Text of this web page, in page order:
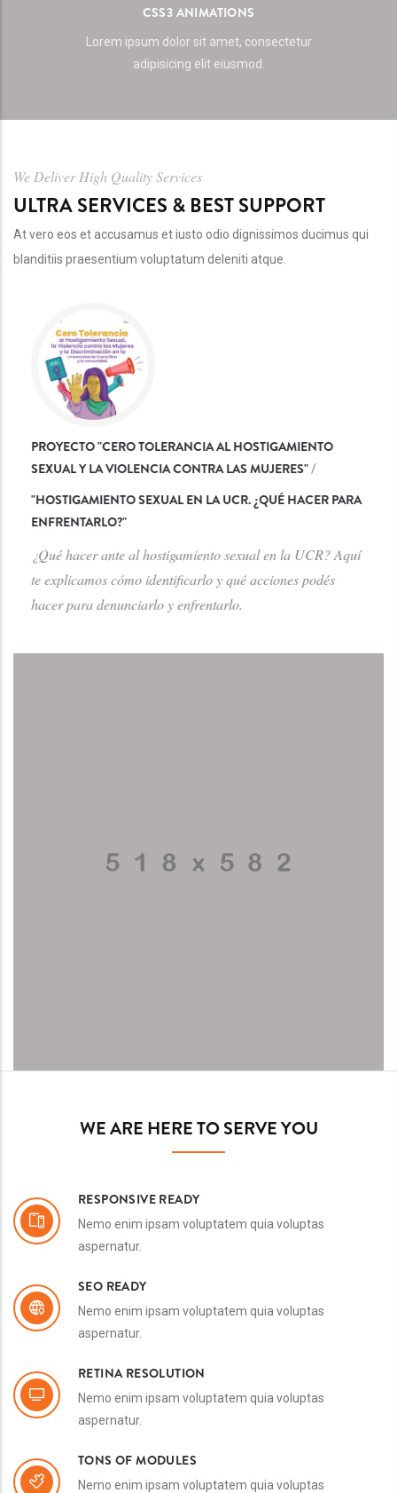
CSS3 ANIMATIONS
Lorem ipsum dolor sit amet, consectetur
adipisicing elit eiusmod.
We Deliver High Quality Services
ULTRA SERVICES & BEST SUPPORT
At vero eos et accusamus et iusto odio dignissimos ducimus qui
blanditiis praesentium voluptatum deleniti atque.
PROYECTO "CERO TOLERANCIA AL HOSTIGAMIENTO
SEXUAL Y LA VIOLENCIA CONTRA LAS MUJERES" /
"HOSTIGAMIENTO SEXUAL EN LA UCR. ¿QUÉ HACER PARA
ENFRENTARLO?"
¿Qué hacer ante al hostigamiento sexual en la UCR? Aquí
te explicamos cómo identificarlo y qué acciones podés
hacer para denunciarlo y enfrentarlo.
WE ARE HERE TO SERVE YOU
RESPONSIVE READY
Nemo enim ipsam voluptatem quia voluptas
aspernatur.
SEO READY
Nemo enim ipsam voluptatem quia voluptas
aspernatur.
RETINA RESOLUTION
Nemo enim ipsam voluptatem quia voluptas
aspernatur.
TONS OF MODULES
Nemo enim ipsam voluptatem quia voluptas